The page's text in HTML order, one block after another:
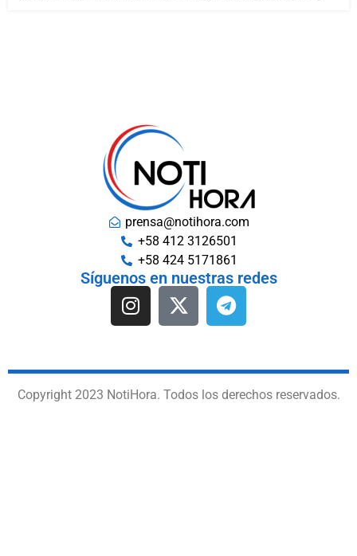
prensa@notihora.com
+58 412 3126501
+58 424 5171861
Síguenos en nuestras redes
Copyright 2023 NotiHora. Todos los derechos reservados.